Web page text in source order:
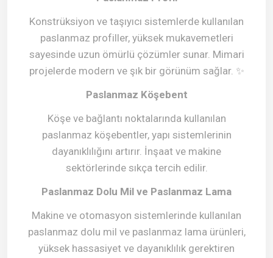
Konstrüksiyon ve taşıyıcı sistemlerde kullanılan
paslanmaz profiller, yüksek mukavemetleri
sayesinde uzun ömürlü çözümler sunar. Mimari
projelerde modern ve şık bir görünüm sağlar. ✨
Paslanmaz Köşebent
Köşe ve bağlantı noktalarında kullanılan
paslanmaz köşebentler, yapı sistemlerinin
dayanıklılığını artırır. İnşaat ve makine
sektörlerinde sıkça tercih edilir.
Paslanmaz Dolu Mil ve Paslanmaz Lama
Makine ve otomasyon sistemlerinde kullanılan
paslanmaz dolu mil ve paslanmaz lama ürünleri,
yüksek hassasiyet ve dayanıklılık gerektiren